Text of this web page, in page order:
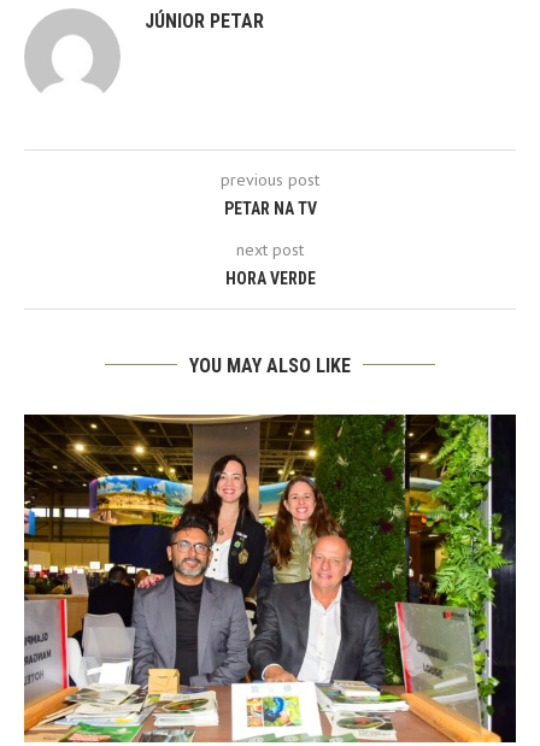
JÚNIOR PETAR
previous post
PETAR NA TV
next post
HORA VERDE
YOU MAY ALSO LIKE